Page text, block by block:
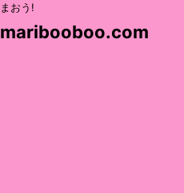
まおう!
maribooboo.com